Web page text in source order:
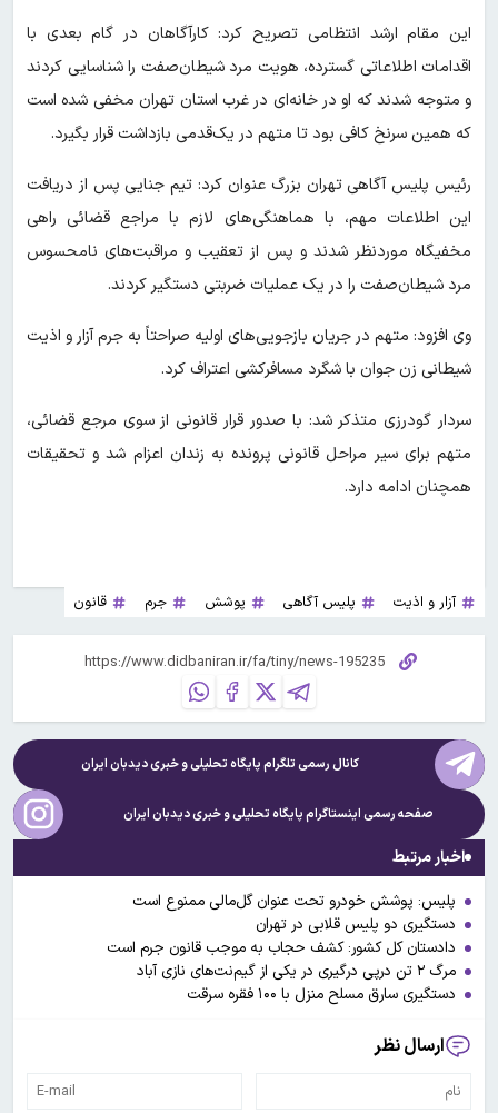
این مقام ارشد انتظامی تصریح کرد: کارآگاهان در گام بعدی با
اقدامات اطلاعاتی گسترده، هویت مرد شیطان‌صفت را شناسایی کردند
و متوجه شدند که او در خانه‌ای در غرب استان تهران مخفی شده است
که همین سرنخ کافی بود تا متهم در یک‌قدمی بازداشت قرار بگیرد.
رئیس پلیس آگاهی تهران بزرگ عنوان کرد: تیم جنایی پس از دریافت
این اطلاعات مهم، با هماهنگی‌های لازم با مراجع قضائی راهی
مخفیگاه موردنظر شدند و پس از تعقیب و مراقبت‌های نامحسوس
مرد شیطان‌صفت را در یک عملیات ضربتی دستگیر کردند.
وی افزود: متهم در جریان بازجویی‌های اولیه صراحتاً به جرم آزار و اذیت
شیطانی زن جوان با شگرد مسافرکشی اعتراف کرد.
سردار گودرزی متذکر شد: با صدور قرار قانونی از سوی مرجع قضائی،
متهم برای سیر مراحل قانونی پرونده به زندان اعزام شد و تحقیقات
همچنان ادامه دارد.
آزار و اذیت پلیس آگاهی پوشش جرم قانون
کانال رسمی تلگرام پایگاه تحلیلی و خبریدیدبان ایران
صفحه رسمی اینستاگرام پایگاه تحلیلی و خبریدیدبان ایران
اخبار مرتبط
پلیس: پوشش خودرو تحت عنوان گل‌مالی ممنوع است
دستگیری دو پلیس قلابی در تهران
دادستان کل کشور: کشف حجاب به موجب قانون جرم است
مرگ ۲ تن درپی درگیری در یکی از گیم‌نت‌های نازی آباد
دستگیری سارق مسلح منزل با ۱۰۰ فقره سرقت
ارسال نظر